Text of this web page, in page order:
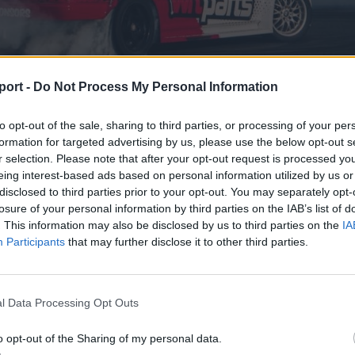
- Do Not Process My Personal Information
opt-out of the sale, sharing to third parties, or processing of your
for targeted advertising by us, please use the below opt-out
selection. Please note that after your opt-out request is processed
interest-based ads based on personal information utilized by us
to third parties prior to your opt-out. You may separately
of your personal information by third parties on the IAB’s list of
This information may also be disclosed by us to third parties on the
Participants that may further disclose it to other third parties.
Data Processing Opt Outs
opt-out of the Sharing of my personal data.
központjába tervezett augusztus 16-ai esemény
Tamást, aki a következőket nyilatkozta a Székely
bemutató egyedülálló esemény a térségben,
minden motorsport-rajongónak, hogy testközelből
a driftelés izgalmait.
különlegessége, hogy a látogatók nem csak
a látványos bemutatót, hanem részt is vehetnek
élmény, ahol az érdeklődők a pilóták mellett